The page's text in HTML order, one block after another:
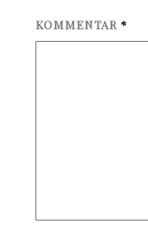
KOMMENTAR *